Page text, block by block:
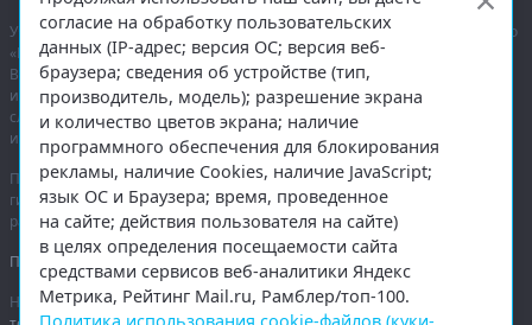
Учредитель — общество с ограниченной ответственностью «Агентство
«Правда Севера».
Выписка из реестра зарегистрированных средств массовой
информации:ЭЛ № ФС 77-74226от 09.11.2018 выдано Федеральной
службой по надзору в сфере связи, информационных технологий
и массовых коммуникаций (Роскомнадзор).
При полном или частичном использовании любых материалов
гиперссылка на region29.ruобязательна. Копирование материалов без
разрешения администрации сайта запрещено.
Правовая информация
На информационном ресурсе применяютсярекомендательные
согласие на обработку пользовательских
данных (IP-адрес; версия ОС; версия веб-
браузера; сведения об устройстве (тип,
производитель, модель); разрешение экрана
и количество цветов экрана; наличие
программного обеспечения для блокирования
рекламы, наличие Cookies, наличие JavaScript;
язык ОС и Браузера; время, проведенное
на сайте; действия пользователя на сайте)
в целях определения посещаемости сайта
средствами сервисов веб-аналитики Яндекс
Метрика, Рейтинг Mail.ru, Рамблер/топ-100.